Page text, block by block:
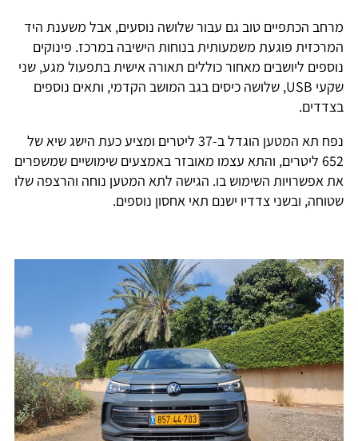
מרחב הכתפיים טוב גם עבור שלושה נוסעים, אבל משענת היד
המרכזית פוגעת משמעותית בנוחות הישיבה במרכז. פינוקים
נוספים ליושבים מאחור כוללים תאורה אישית בתפעול מגע, שני
שקעי USB, שלושה כיסים בגב המושב הקדמי, ותאים נוספים
בצדדים.
נפח תא המטען הוגדל ב-37 ליטרים ומציע כעת הישג שיא של
652 ליטרים, והתא עצמו מאובזר באמצעים שימושיים שמשפרים
את אפשרויות השימוש בו. הגישה לתא המטען נוחה והרצפה שלו
שטוחה, ובשני צדדיו ישנם תאי אחסון נוספים.